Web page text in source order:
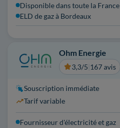
Disponible dans toute la France
ELD de gaz à Bordeaux
Ohm Energie
3,3/5 167 avis
Souscription immédiate
Tarif variable
Fournisseur d'électricité et gaz